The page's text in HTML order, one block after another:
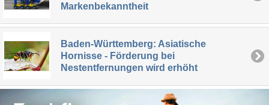
Markenbekanntheit
Baden-Württemberg: Asiatische
Hornisse - Förderung bei
Nestentfernungen wird erhöht